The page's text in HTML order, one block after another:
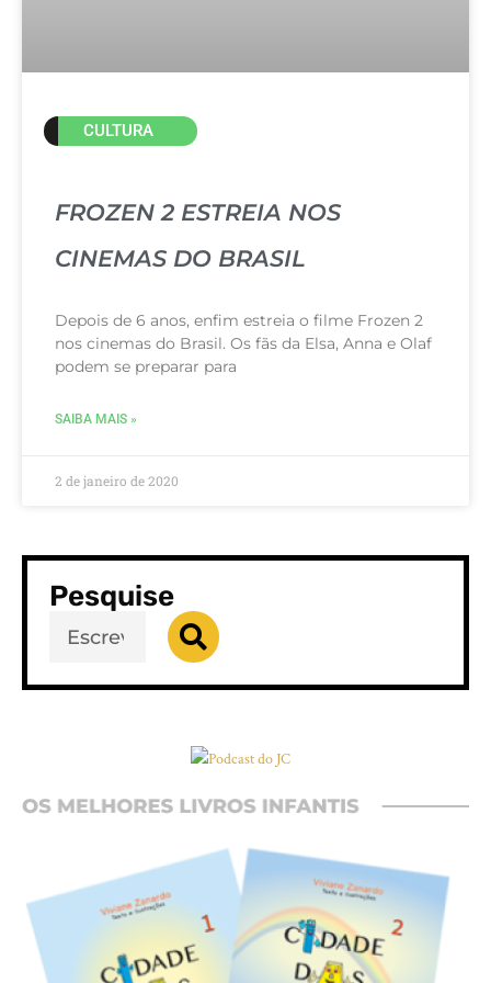
CULTURA
FROZEN 2 ESTREIA NOS
CINEMAS DO BRASIL
Depois de 6 anos, enfim estreia o filme Frozen 2
nos cinemas do Brasil. Os fãs da Elsa, Anna e Olaf
podem se preparar para
SAIBA MAIS »
2 de janeiro de 2020
Pesquise